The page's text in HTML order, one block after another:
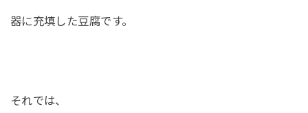
器に充填した豆腐です。
それでは、